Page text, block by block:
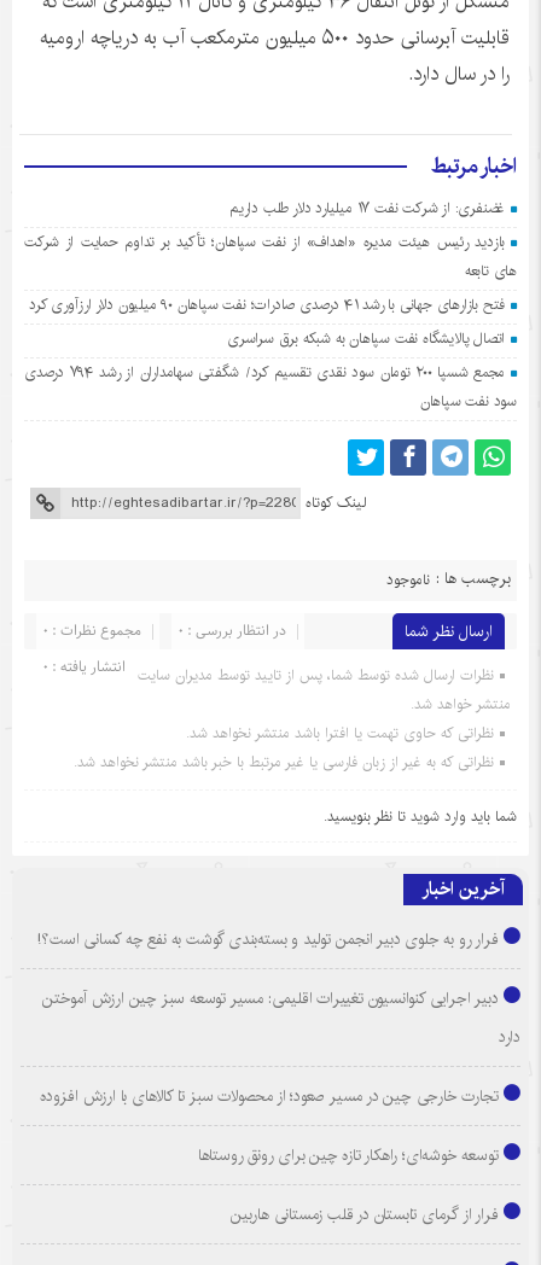
قابلیت آبرسانی حدود ۵۰۰ میلیون مترمکعب آب به دریاچه ارومیه
را در سال دارد.
اخبار مرتبط
غضنفری: از شرکت نفت ۱۷ میلیارد دلار طلب داریم
بازدید رئیس هیئت مدیره «اهداف» از نفت سپاهان؛ تأکید بر تداوم حمایت از شرکت
های تابعه
فتح بازارهای جهانی با رشد ۴۱ درصدی صادرات؛ نفت سپاهان ۹۰ میلیون دلار ارزآوری کرد
اتصال پالایشگاه نفت سپاهان به شبکه برق سراسری
مجمع شسپا ۲۰۰ تومان سود نقدی تقسیم کرد/ شگفتی سهامداران از رشد ۷۹۴ درصدی
سود نفت سپاهان
لینک کوتاه
برچسب ها : ناموجود
ارسال نظر شما مجموع نظرات : 0
در انتظار بررسی : 0
انتشار یافته : 0 نظرات ارسال شده توسط شما، پس از تایید توسط مدیران سایت
منتشر خواهد شد.
نظراتی که حاوی تهمت یا افترا باشد منتشر نخواهد شد.
نظراتی که به غیر از زبان فارسی یا غیر مرتبط با خبر باشد منتشر نخواهد شد.
شما باید وارد شوید تا نظر بنویسید.
آخرین اخبار
فرار رو به جلوی دبیر انجمن تولید و بسته‌بندی گوشت به نفع چه کسانی است؟!
دبیر اجرایی کنوانسیون تغییرات اقلیمی: مسیر توسعه سبز چین ارزش آموختن
دارد
تجارت خارجی چین در مسیر صعود؛ از محصولات سبز تا کالاهای با ارزش افزوده
توسعه خوشه‌ای؛ راهکار تازه چین برای رونق روستاها
فرار از گرمای تابستان در قلب زمستانی هاربین